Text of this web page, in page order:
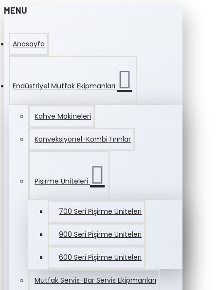
MENU
Anasayfa
Endüstriyel Mutfak Ekipmanları
Kahve Makineleri
Konveksiyonel-Kombi Fırınlar
Pişirme Üniteleri
700 Seri Pişirme Üniteleri
900 Seri Pişirme Üniteleri
600 Seri Pişirme Üniteleri
Mutfak Servis-Bar Servis Ekipmanları